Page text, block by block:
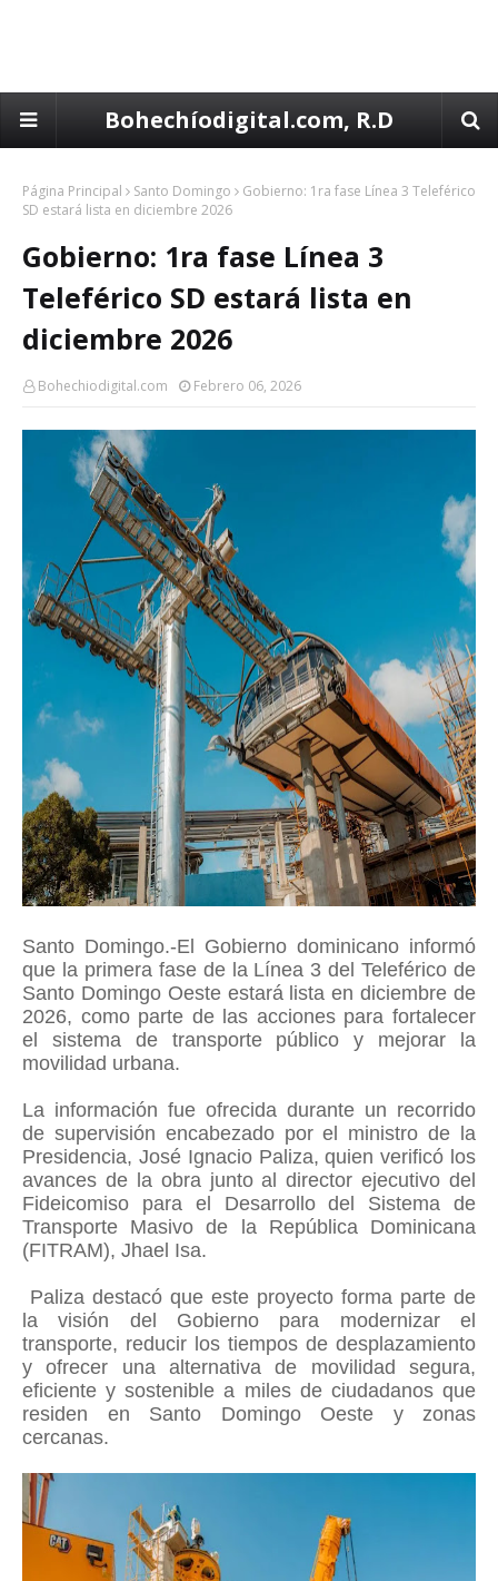
Bohechíodigital.com, R.D
Página Principal Santo Domingo
Gobierno: 1ra fase Línea 3 Teleférico
SD estará lista en diciembre 2026
Gobierno: 1ra fase Línea 3
Teleférico SD estará lista en
diciembre 2026
Bohechiodigital.com Febrero 06, 2026
Santo Domingo.-El Gobierno dominicano informó
que la primera fase de la Línea 3 del Teleférico de
Santo Domingo Oeste estará lista en diciembre de
2026, como parte de las acciones para fortalecer
el sistema de transporte público y mejorar la
movilidad urbana.
La información fue ofrecida durante un recorrido
de supervisión encabezado por el ministro de la
Presidencia, José Ignacio Paliza, quien verificó los
avances de la obra junto al director ejecutivo del
Fideicomiso para el Desarrollo del Sistema de
Transporte Masivo de la República Dominicana
(FITRAM), Jhael Isa.
Paliza destacó que este proyecto forma parte de
la visión del Gobierno para modernizar el
transporte, reducir los tiempos de desplazamiento
y ofrecer una alternativa de movilidad segura,
eficiente y sostenible a miles de ciudadanos que
residen en Santo Domingo Oeste y zonas
cercanas.